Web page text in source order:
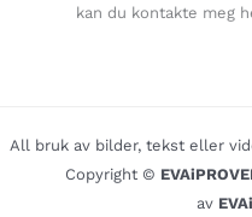
kan du kontakte meg
All bruk av bilder, tekst eller
Copyright ©
av